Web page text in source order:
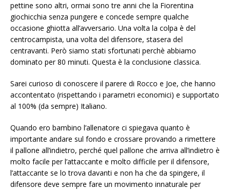
pettine sono altri, ormai sono tre anni che la Fiorentina
giochicchia senza pungere e concede sempre qualche
occasione ghiotta all’avversario. Una volta la colpa è del
centrocampista, una volta del difensore, stasera del
centravanti. Però siamo stati sfortunati perchè abbiamo
dominato per 80 minuti. Questa è la conclusione classica.
Sarei curioso di conoscere il parere di Rocco e Joe, che hanno
accontentato (rispettando i parametri economici) e supportato
al 100% (da sempre) Italiano.
Quando ero bambino l’allenatore ci spiegava quanto è
importante andare sul fondo e crossare provando a rimettere
il pallone all’indietro, perché quel pallone che arriva all’indietro è
molto facile per l’attaccante e molto difficile per il difensore,
l’attaccante se lo trova davanti e non ha che da spingere, il
difensore deve sempre fare un movimento innaturale per